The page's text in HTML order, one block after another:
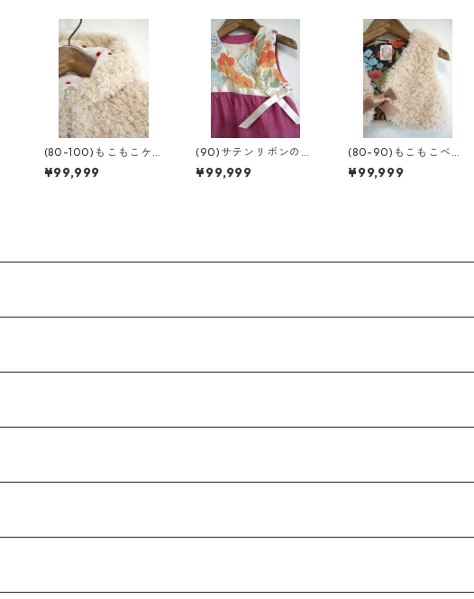
(80-100)もこもこケ
ープ
¥99,999
(90)サテンリボンのカ
シュクール
¥99,999
(80-90)もこもこベス
ト
¥99,999